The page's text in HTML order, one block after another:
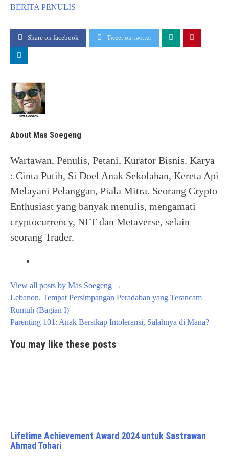
BERITA PENULIS
Share on facebook Tweet on twitter
About Mas Soegeng
Wartawan, Penulis, Petani, Kurator Bisnis. Karya
: Cinta Putih, Si Doel Anak Sekolahan, Kereta Api
Melayani Pelanggan, Piala Mitra. Seorang Crypto
Enthusiast yang banyak menulis, mengamati
cryptocurrency, NFT dan Metaverse, selain
seorang Trader.
View all posts by Mas Soegeng →
Post
navigation
Lebanon, Tempat Persimpangan Peradaban yang Terancam
Runtuh (Bagian I)
Parenting 101: Anak Bersikap Intoleransi, Salahnya di Mana?
You may like these posts
Lifetime Achievement Award 2024 untuk Sastrawan
Ahmad Tohari